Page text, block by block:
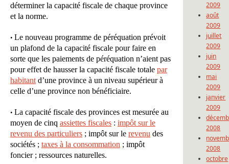
déterminer la capacité fiscale de chaque province
et la norme.
• Le nouveau programme de péréquation prévoit
un plafond de la capacité fiscale pour faire en
sorte que les paiements de péréquation n’aient pas
pour effet de hausser la capacité fiscale totale par
habitant d’une province à un niveau supérieur à
celle d’une province non bénéficiaire.
• La capacité fiscale des provinces est mesurée au
moyen de cinq assiettes fiscales : impôt sur le
revenu des particuliers ; impôt sur le revenu des
sociétés ; taxes à la consommation ; impôt
foncier ; ressources naturelles.
2009
août
2009
juillet
2009
juin
2009
mai
2009
janvier
2009
2008
2008
octobre